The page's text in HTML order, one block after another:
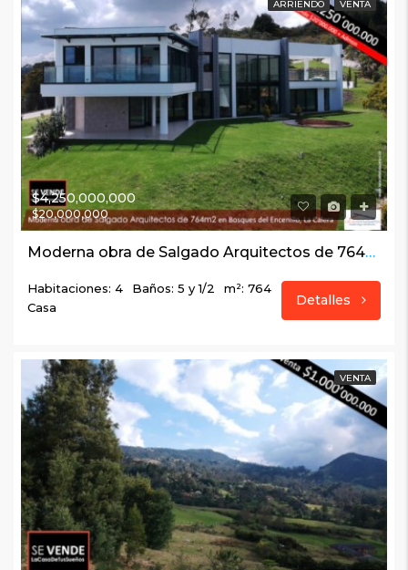
ARRIENDO VENTA
$4,250,000,000
$20,000,000
Moderna obra de Salgado Arquitectos de 764m2 en Bosques del Encenillo, La Calera
Habitaciones: 4 Baños: 5 y 1/2
m²: 764
Casa
Detalles
VENTA